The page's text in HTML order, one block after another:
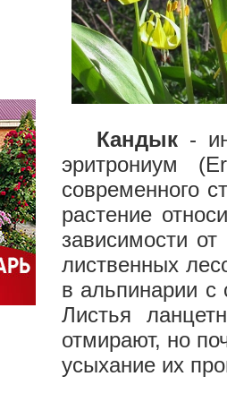
Кандык -
эритрониум
современного
растение
зависимости
лиственных
в альпинарии с
Листья
отмирают, но
усыхание их